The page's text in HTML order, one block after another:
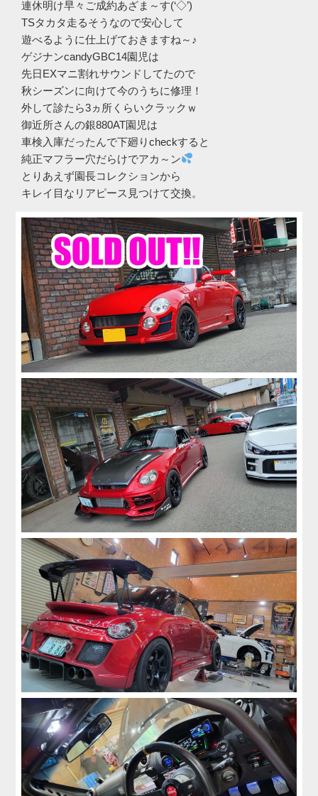
連休明け早々ご成約あざま～す(‘◇’)ゞ
TSタカタ走るそうなので安心して
遊べるように仕上げておきますね～♪
ゲジナンcandyGBC14園児は
先日EXマニ割れサウンドしてたので
秋シーズンに向けて今のうちに修理！
外して診たら3ヵ所くらいクラックｗ
御近所さんの銀880AT園児は
車検入庫だったんで下廻りcheckすると
純正マフラー穴だらけでアカ～ン
とりあえず園長コレクションから
キレイ目なリアピース見つけて交換。